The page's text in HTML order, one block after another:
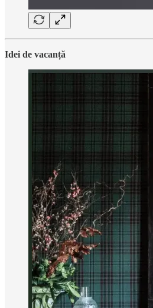
Idei de vacanță